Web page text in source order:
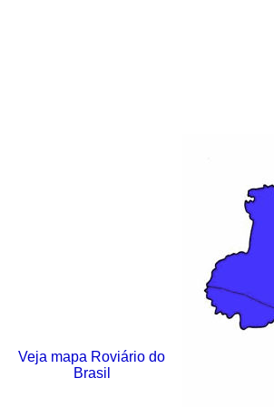
Veja mapa Roviário do
Brasil